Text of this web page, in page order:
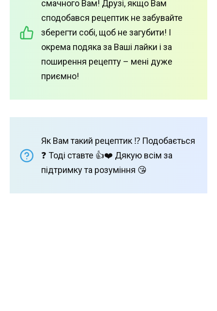
смачного Вам! Друзі, якщо Вам
сподобався рецептик не забувайте
зберегти собі, щоб не загубити! І
окрема подяка за Ваші лайки і за
поширення рецепту – мені дуже
приємно!
Як Вам такий рецептик ⁉️ Подобається
❓ Тоді ставте 👍❤️ Дякую всім за
підтримку та розуміння 😘